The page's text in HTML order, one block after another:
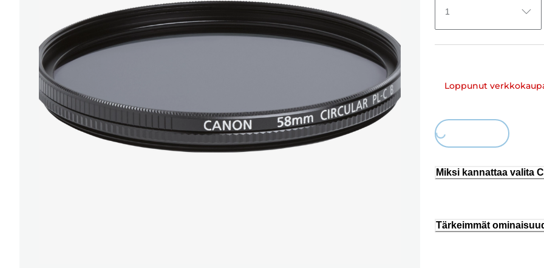
1
Loppunut
Loading...
Miksi kannattaa valita
Tärkeimmät